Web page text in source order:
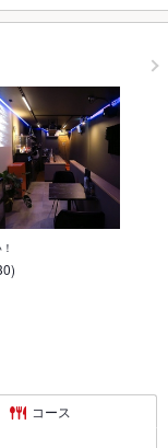
コース